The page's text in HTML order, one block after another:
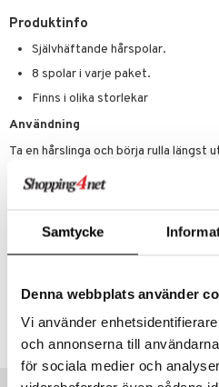
Samtycke
Denna webbplats använder
Vi använder
och annonserna till
för sociala medier och
Produktinfo
Självhäftande hårspolar.
8 spolar i varje paket.
Finns i olika storlekar
Användning
Ta en hårslinga och börja rulla
håret självtorka eller med hårtork/fön.
Artikelnr
Lägsta pris senaste 30 dagarna: 45 kr
Tips
& Mustasch
3: Fukt
och masker
och kroppsvård
och läppvård
up penslar
Elixir
till män